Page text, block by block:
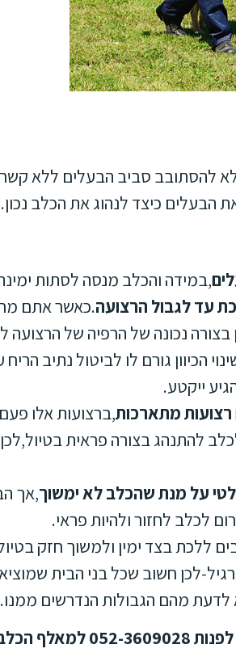
להסתובב סביב הבעלים ללא
הבעלים כיצד לנהוג את הכלב נכון.
,במידה והכלב מנסה לסתות
עד לגבול הרצועה.כאשר אתם
נכונה של הרפיה של הרצועה
הכיוון גורם לו לביטול
ייקטע.
מתארכות,ברצועות אלו
להתנהג בצורה פראית
על מנת שהכלב לא ימשוך,אך
לכלב לחזור ולהיות פראי.
ללכת בצד ימין ולמשוך חזק
לכן חשוב שכל בני הבית
מהם הגבולות הנדרשים ממנו.